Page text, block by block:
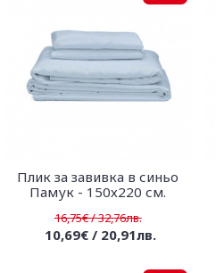
Плик за завивка в синьо
Памук - 150х220 см.
16,75€ / 32,76лв.
10,69€ / 20,91лв.